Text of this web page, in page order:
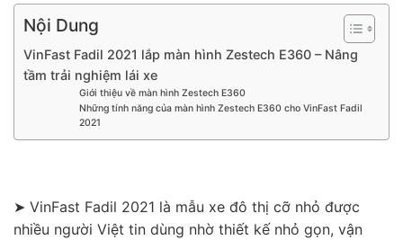
Nội Dung
VinFast Fadil 2021 lắp màn hình Zestech E360 – Nâng
tầm trải nghiệm lái xe
Giới thiệu về màn hình Zestech E360
Những tính năng của màn hình Zestech E360 cho VinFast Fadil
2021
➤ VinFast Fadil 2021 là mẫu xe đô thị cỡ nhỏ được
nhiều người Việt tin dùng nhờ thiết kế nhỏ gọn, vận